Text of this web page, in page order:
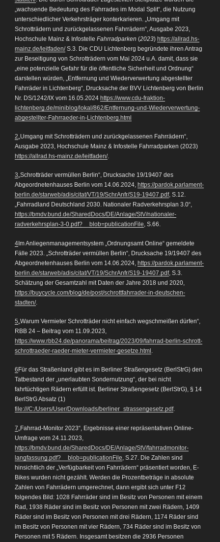
„wachsende Bedeutung des Fahrrades im Modal Split“, die Nutzung
unterschiedlicher Verkehrsträger konterkarieren. „Umgang mit
Schrotträdern und zurückgelassenen Fahrrädern“, Ausgabe 2023,
Hochschule Mainz & Infostelle Fahrradparken (2023) https://allrad.hs-
mainz.de/leitfaden/S.3. Die CDU Lichtenberg begründete ihren Antrag
zur Beseitigung von Schrotträdern vom Mai 2024 u.A. damit, dass sie
„eine potenzielle Gefahr für die öffentliche Sicherheit und Ordnung“
darstellen würden, „Entfernung und Wiederverwertung abgestellter
Fahrräder in Lichtenberg“, Drucksache der BVV Lichtenberg von Berlin
Nr. DS/1242/IX vom 16.05.2024 https://www.cdu-fraktion-
lichtenberg.de/miniblog/lokal/862/Entfernung-und-Wiederverwertung-
abgestellter-Fahrraeder-in-Lichtenberg.html
2„Umgang mit Schrotträdern und zurückgelassenen Fahrrädern“,
Ausgabe 2023, Hochschule Mainz & Infostelle Fahrradparken (2023)
https://allrad.hs-mainz.de/leitfaden/.
3„Schrotträder vermüllen Berlin“, Drucksache 19/19407 des
Abgeordnetenhauses Berlin vom 14.06.2024, https://pardok.parlament-
berlin.de/starweb/adis/citat/VT/19/SchrAnfr/S19-19407.pdf, S.12.
„Fahrradland Deutschland 2030. Nationaler Radverkehrsplan 3.0“,
https://bmdv.bund.de/SharedDocs/DE/Anlage/StV/nationaler-
radverkehrsplan-3-0.pdf?__blob=publicationFile, S.66.
4Im Anliegenmanagementsystem „Ordnungsamt Online“ gemeldete
Fälle 2023. „Schrotträder vermüllen Berlin“, Drucksache 19/19407 des
Abgeordnetenhauses Berlin vom 14.06.2024, https://pardok.parlament-
berlin.de/starweb/adis/citat/VT/19/SchrAnfr/S19-19407.pdf, S.3.
Schätzung der Gesamtzahl mit Daten der Jahre 2018 und 2020,
https://buycycle.com/blog/de/post/schrottfahrrader-in-deutschen-
stadten/.
5„Warum Vermieter Schrotträder nicht einfach wegschmeißen dürfen“,
RBB 24 – Beitrag vom 11.09.2023,
https://www.rbb24.de/panorama/beitrag/2023/09/fahrrad-berlin-schrott-
schrottraeder-raeder-mieter-vermieter-gesetze.html .
6 Für das Straßenland gibt es im Berliner Straßengesetz (BerlStrG) den
Tatbestand der „unerlaubten Sondernutzung“, der bei nicht
fahrtüchtigen Rädern erfüllt ist. Berliner Straßengesetz (BerlStrG), § 14
BerlStrG Absatz (1)
file:///C:/Users/User/Downloads/berliner_strassengesetz.pdf.
7 „Fahrrad-Monitor 2023“, Ergebnisse einer repräsentativen Online-
Umfrage vom 24.11.2023,
https://bmdv.bund.de/SharedDocs/DE/Anlage/StV/fahrradmonitor-
langfassung.pdf?__blob=publicationFile , S.27. Die Zahlen sind
hinsichtlich der „Verfügbarkeit von Fahrrädern“ präsentiert worden, E-
Bikes wurden nicht gezählt. Werden die Prozentbeträge in absolute
Zahlen von Fahrrädern umgerechnet, dann ergibt sich unter F12
folgendes Bild: 1028 Fahrräder sind im Besitz von Personen mit einem
Rad, 1938 Räder sind im Besitz von Personen mit zwei Rädern, 1409
Räder sind im Besitz von Personen mit drei Rädern, 1174 Räder sind
im Besitz von Personen mit vier Rädern, 734 Räder sind im Besitz von
Personen mit 5 Rädern. Insgesamt besitzen die 2936 Personen